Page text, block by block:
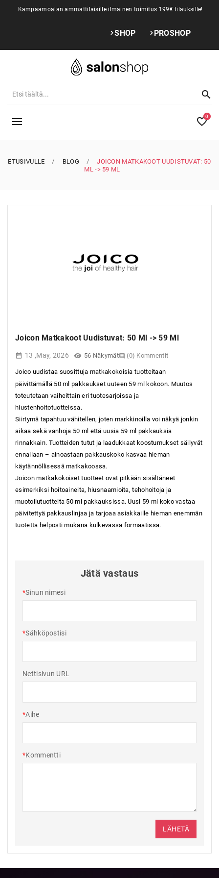
Kampaamoalan ammattilaisille ilmainen toimitus 199€ tilauksille!
SHOP PROSHOP
0
ETUSIVULLE BLOG
JOICON MATKAKOOT UUDISTUVAT: 50
ML -> 59 ML
Joicon Matkakoot Uudistuvat: 50 Ml -> 59 Ml
 13 ,May, 2026  56 Näkymät (0) Kommentit
Joico uudistaa suosittuja matkakokoisia tuotteitaan
päivittämällä 50 ml pakkaukset uuteen 59 ml kokoon. Muutos
toteutetaan vaiheittain eri tuotesarjoissa ja
hiustenhoitotuotteissa.
Siirtymä tapahtuu vähitellen, joten markkinoilla voi näkyä jonkin
aikaa sekä vanhoja 50 ml että uusia 59 ml pakkauksia
rinnakkain. Tuotteiden tutut ja laadukkaat koostumukset säilyvät
ennallaan – ainoastaan pakkauskoko kasvaa hieman
käytännöllisessä matkakoossa.
Joicon matkakokoiset tuotteet ovat pitkään sisältäneet
esimerkiksi hoitoaineita, hiusnaamioita, tehohoitoja ja
muotoilutuotteita 50 ml pakkauksissa. Uusi 59 ml koko vastaa
päivitettyä pakkauslinjaa ja tarjoaa asiakkaille hieman enemmän
tuotetta helposti mukana kulkevassa formaatissa.
Jätä vastaus
*Sinun nimesi
*Sähköpostisi
Nettisivun URL
*Aihe
*Kommentti
LÄHETÄ